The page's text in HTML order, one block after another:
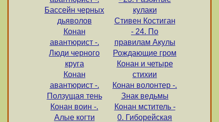
Бассейн черных
дьяволов
Конан
авантюрист -.
Люди черного
круга
Конан
авантюрист -.
Ползущая тень
Конан воин -.
Алые когти
кулаки
Стивен Костиган
- 24. По
правилам Акулы
Рождающие гром
Конан и четыре
стихии
Конан волонтер -.
Знак ведьмы
Конан мститель -
0. Гиборейская